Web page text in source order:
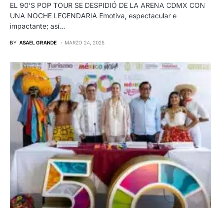
EL 90’S POP TOUR SE DESPIDIÓ DE LA ARENA CDMX CON
UNA NOCHE LEGENDARIA Emotiva, espectacular e
impactante; así…
BY ASAEL GRANDE MARZO 24, 2025